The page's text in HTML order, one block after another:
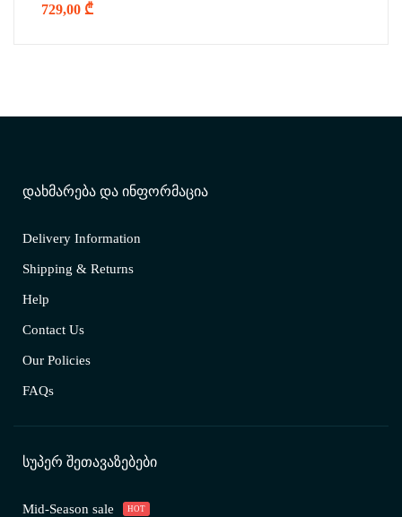
729,00 ₾
ᲓᲐᲮᲛᲐᲠᲔᲑᲐ ᲓᲐ ᲘᲜᲤᲝᲠᲛᲐᲪᲘᲐ
Delivery Information
Shipping & Returns
Help
Contact Us
Our Policies
FAQs
ᲡᲣᲞᲔᲠ ᲨᲔᲗᲐᲕᲐᲖᲔᲑᲔᲑᲘ
Mid-Season sale HOT